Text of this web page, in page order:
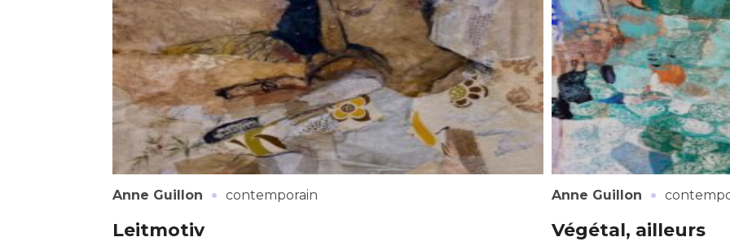
Anne Guillon · contemporain
Leitmotiv
Anne Guillon ·
Végétal, ailleurs